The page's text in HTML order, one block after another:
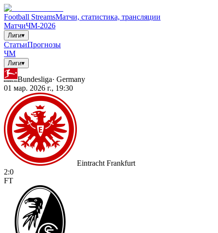
Football StreamsМатчи, статистика, трансляции
МатчиЧМ-2026
Лиги▾
СтатьиПрогнозы
ЧМ
Лиги▾
Bundesliga· Germany
01 мар. 2026 г., 19:30
Eintracht Frankfurt
2:0
FT